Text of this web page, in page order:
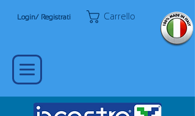
Login/ Registrati Carrello